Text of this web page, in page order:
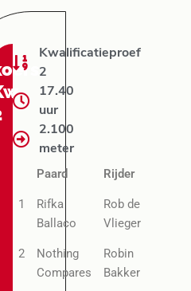
Kwalificatieproef
2
17.40
uur
2.100
meter
Paard Rijder
1
Rifka
Ballaco
Rob de
Vlieger
2
Nothing
Compares
Robin
Bakker